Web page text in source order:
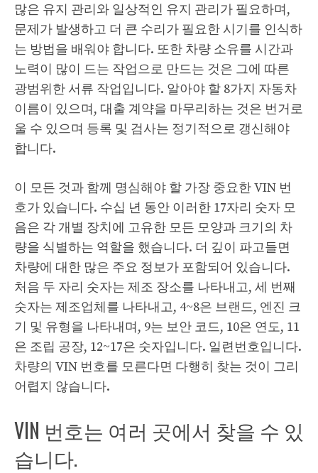
많은 유지 관리와 일상적인 유지 관리가 필요하며,
문제가 발생하고 더 큰 수리가 필요한 시기를 인식하
는 방법을 배워야 합니다. 또한 차량 소유를 시간과
노력이 많이 드는 작업으로 만드는 것은 그에 따른
광범위한 서류 작업입니다. 알아야 할 8가지 자동차
이름이 있으며, 대출 계약을 마무리하는 것은 번거로
울 수 있으며 등록 및 검사는 정기적으로 갱신해야
합니다.
이 모든 것과 함께 명심해야 할 가장 중요한 VIN 번
호가 있습니다. 수십 년 동안 이러한 17자리 숫자 모
음은 각 개별 장치에 고유한 모든 모양과 크기의 차
량을 식별하는 역할을 했습니다. 더 깊이 파고들면
차량에 대한 많은 주요 정보가 포함되어 있습니다.
처음 두 자리 숫자는 제조 장소를 나타내고, 세 번째
숫자는 제조업체를 나타내고, 4~8은 브랜드, 엔진 크
기 및 유형을 나타내며, 9는 보안 코드, 10은 연도, 11
은 조립 공장, 12~17은 숫자입니다. 일련번호입니다.
차량의 VIN 번호를 모른다면 다행히 찾는 것이 그리
어렵지 않습니다.
VIN 번호는 여러 곳에서 찾을 수 있
습니다.